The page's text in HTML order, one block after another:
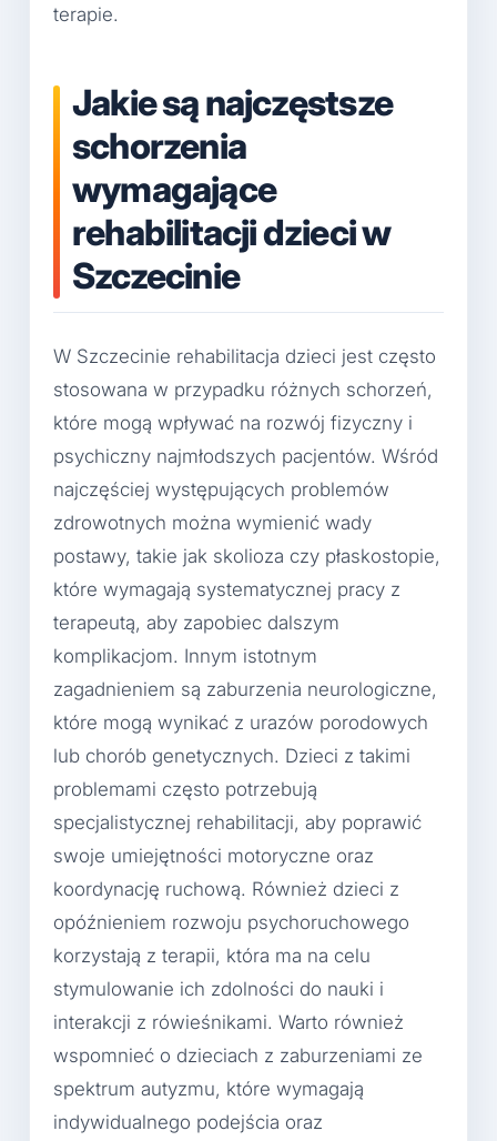
terapie.
Jakie są najczęstsze
schorzenia
wymagające
rehabilitacji dzieci w
Szczecinie
W Szczecinie rehabilitacja dzieci jest często
stosowana w przypadku różnych schorzeń,
które mogą wpływać na rozwój fizyczny i
psychiczny najmłodszych pacjentów. Wśród
najczęściej występujących problemów
zdrowotnych można wymienić wady
postawy, takie jak skolioza czy płaskostopie,
które wymagają systematycznej pracy z
terapeutą, aby zapobiec dalszym
komplikacjom. Innym istotnym
zagadnieniem są zaburzenia neurologiczne,
które mogą wynikać z urazów porodowych
lub chorób genetycznych. Dzieci z takimi
problemami często potrzebują
specjalistycznej rehabilitacji, aby poprawić
swoje umiejętności motoryczne oraz
koordynację ruchową. Również dzieci z
opóźnieniem rozwoju psychoruchowego
korzystają z terapii, która ma na celu
stymulowanie ich zdolności do nauki i
interakcji z rówieśnikami. Warto również
wspomnieć o dzieciach z zaburzeniami ze
spektrum autyzmu, które wymagają
indywidualnego podejścia oraz